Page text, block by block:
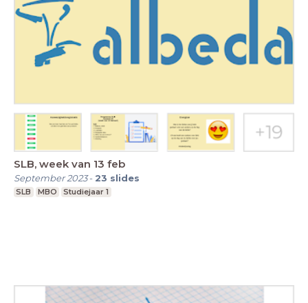
SLB, week van 13 feb
September 2023- 23 slides
SLB MBO Studiejaar 1